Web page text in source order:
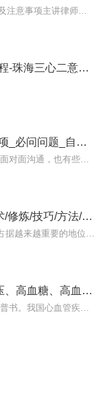
珠海公司注册注意事项与流程-珠海三心二意财税
金牌月嫂面试技巧和注意事项_必问问题_自我介绍
【VIP免费】女性的生活艺术/修炼/技巧/方法/生活注意事项
别把“三高”不当回事丨高血压、高血糖、高血脂日常如何防治？有哪些注意事项？“三高”心脏病医学科普